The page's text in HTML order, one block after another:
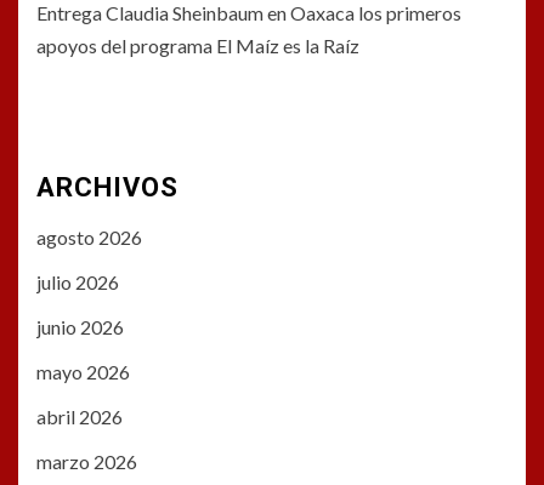
Entrega Claudia Sheinbaum en Oaxaca los primeros
apoyos del programa El Maíz es la Raíz
ARCHIVOS
agosto 2026
julio 2026
junio 2026
mayo 2026
abril 2026
marzo 2026